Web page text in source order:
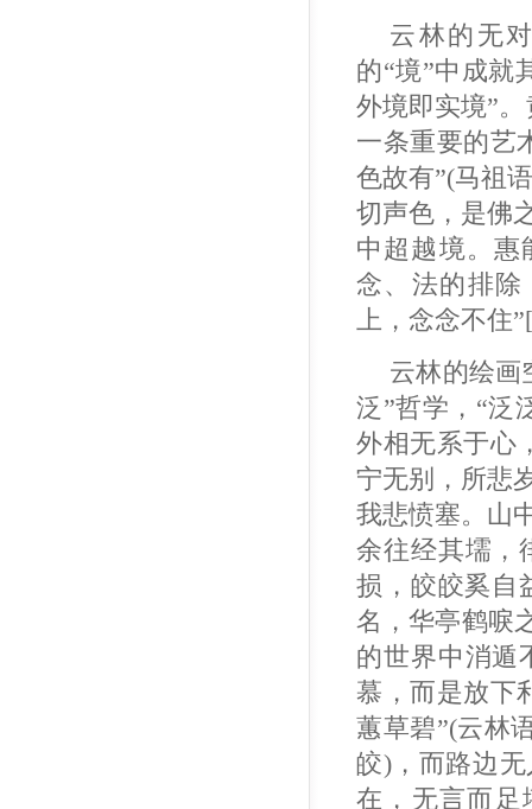
云林的无
的“境”中成就
外境即实境”
一条重要的艺
色故有”(马祖
切声色，是佛
中超越境。惠
念、法的排除
上，念念不住
云林的绘画
泛”哲学，“泛
外相无系于心
宁无别，所悲
我悲愤塞。山
余往经其壖，
损，皎皎奚自
名，华亭鹤唳
的世界中消遁
慕，而是放下
蕙草碧”(云林
皎)，而路边
在，无言而足